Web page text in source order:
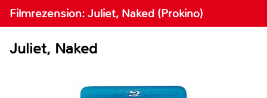
Filmrezension: Juliet, Naked (Prokino)
Juliet, Naked